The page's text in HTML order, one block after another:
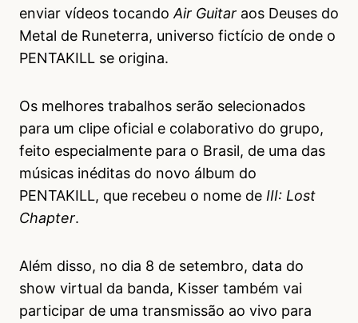
enviar vídeos tocando Air Guitar aos Deuses do
Metal de Runeterra, universo fictício de onde o
PENTAKILL se origina.
Os melhores trabalhos serão selecionados
para um clipe oficial e colaborativo do grupo,
feito especialmente para o Brasil, de uma das
músicas inéditas do novo álbum do
PENTAKILL, que recebeu o nome de III: Lost
Chapter.
Além disso, no dia 8 de setembro, data do
show virtual da banda, Kisser também vai
participar de uma transmissão ao vivo para